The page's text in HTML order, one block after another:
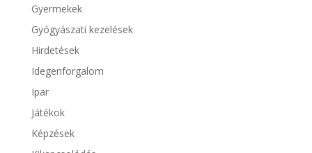
Gyermekek
Gyógyászati kezelések
Hirdetések
Idegenforgalom
Ipar
Játékok
Képzések